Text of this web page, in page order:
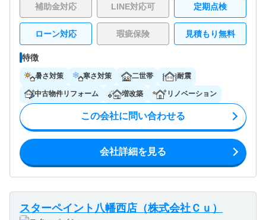
補助金対応 LINE対応可 定期点検
ローン対応 瑕疵保険 見積もり無料
特徴
暑さ対策 寒さ対策 二世帯 耐震
中古物件リフォーム 増改築 リノベーション
この会社に問い合わせる
会社詳細を見る
スターペイント八幡西店（株式会社Ｃｕ）